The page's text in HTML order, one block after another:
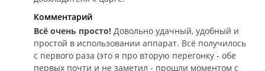
Комментарий
Всë очень просто! Довольно удачный, удобный и
простой в использовании аппарат. Всë получилось
с первого раза (это я про вторую перегонку - обе
первых почти и не заметил - прошли моментом с